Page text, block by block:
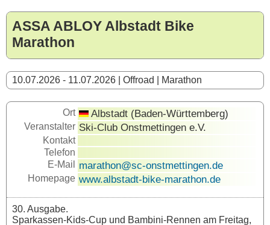
ASSA ABLOY Albstadt Bike
Marathon
10.07.2026 - 11.07.2026 | Offroad | Marathon
Ort Albstadt (Baden-Württemberg)
Veranstalter Ski-Club Onstmettingen e.V.
Kontakt
Telefon
E-Mail
marathon@sc-onstmettingen.de
Homepage www.albstadt-bike-marathon.de
30. Ausgabe.
Sparkassen-Kids-Cup und Bambini-Rennen am Freitag,